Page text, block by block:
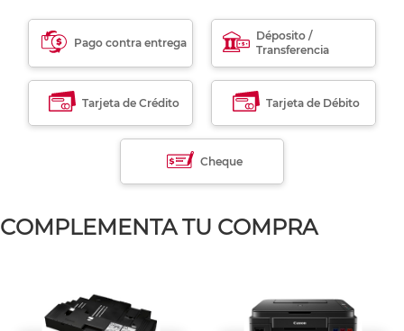
Pago contra entrega
Déposito /
Transferencia
Tarjeta de Crédito Tarjeta de Débito
Cheque
COMPLEMENTA TU COMPRA